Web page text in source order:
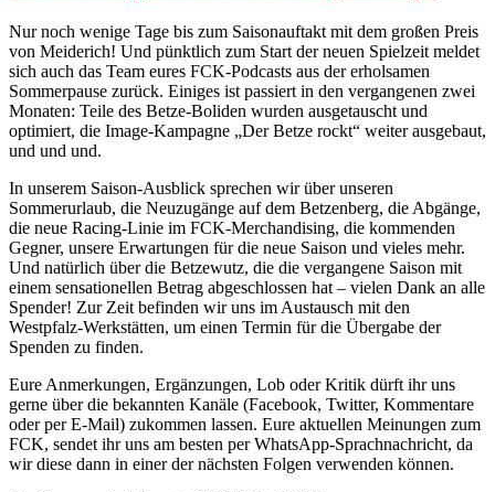
Nur noch wenige Tage bis zum Saisonauftakt mit dem großen Preis
von Meiderich! Und pünktlich zum Start der neuen Spielzeit meldet
sich auch das Team eures FCK-Podcasts aus der erholsamen
Sommerpause zurück. Einiges ist passiert in den vergangenen zwei
Monaten: Teile des Betze-Boliden wurden ausgetauscht und
optimiert, die Image-Kampagne „Der Betze rockt“ weiter ausgebaut,
und und und.
In unserem Saison-Ausblick sprechen wir über unseren
Sommerurlaub, die Neuzugänge auf dem Betzenberg, die Abgänge,
die neue Racing-Linie im FCK-Merchandising, die kommenden
Gegner, unsere Erwartungen für die neue Saison und vieles mehr.
Und natürlich über die Betzewutz, die die vergangene Saison mit
einem sensationellen Betrag abgeschlossen hat – vielen Dank an alle
Spender! Zur Zeit befinden wir uns im Austausch mit den
Westpfalz-Werkstätten, um einen Termin für die Übergabe der
Spenden zu finden.
Eure Anmerkungen, Ergänzungen, Lob oder Kritik dürft ihr uns
gerne über die bekannten Kanäle (Facebook, Twitter, Kommentare
oder per E-Mail) zukommen lassen. Eure aktuellen Meinungen zum
FCK, sendet ihr uns am besten per WhatsApp-Sprachnachricht, da
wir diese dann in einer der nächsten Folgen verwenden können.